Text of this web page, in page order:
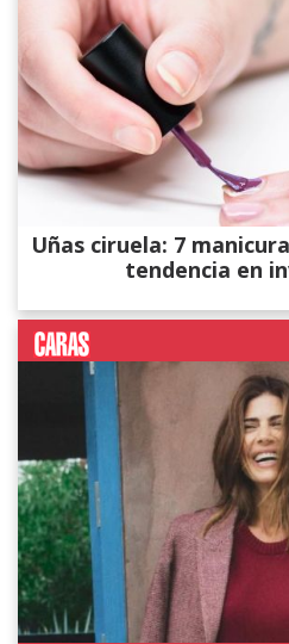
Uñas ciruela: 7
tendencia en